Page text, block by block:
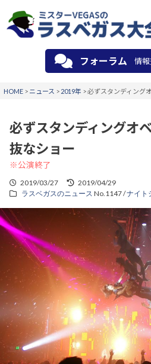
フォーラム 情
HOME> ニュース > 2019年 >必ずスタンディング
必ずスタンディングオ
抜なショー
※公演終了
2019/03/27
2019/04/29
ラスベガスのニュース No.1147 /ナイト